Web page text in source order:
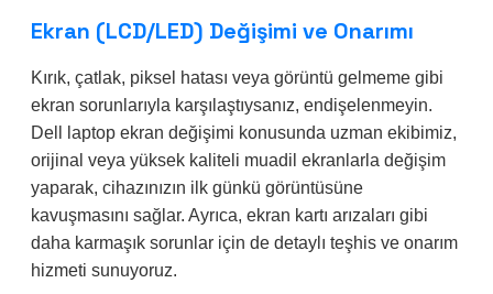
Ekran (LCD/LED) Değişimi ve Onarımı
Kırık, çatlak, piksel hatası veya görüntü gelmeme gibi
ekran sorunlarıyla karşılaştıysanız, endişelenmeyin.
Dell laptop ekran değişimi konusunda uzman ekibimiz,
orijinal veya yüksek kaliteli muadil ekranlarla değişim
yaparak, cihazınızın ilk günkü görüntüsüne
kavuşmasını sağlar. Ayrıca, ekran kartı arızaları gibi
daha karmaşık sorunlar için de detaylı teşhis ve onarım
hizmeti sunuyoruz.